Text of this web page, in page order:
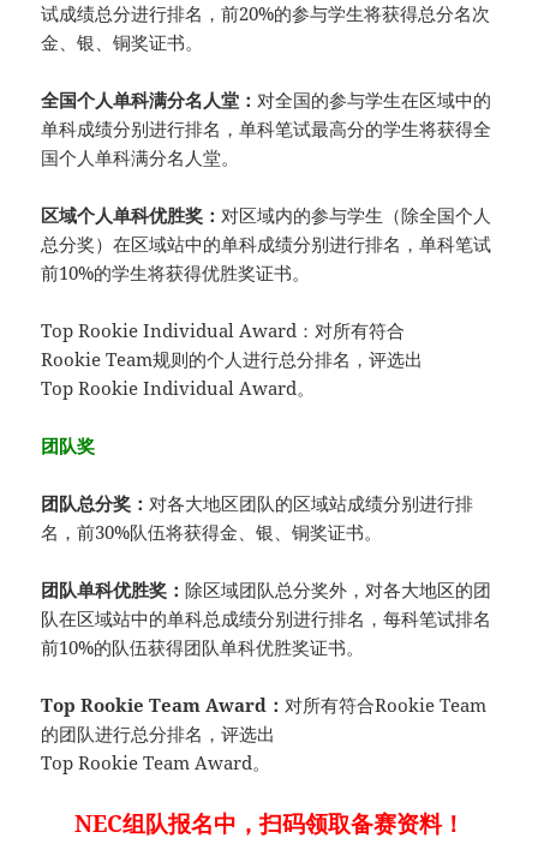
试成绩总分进行排名，前20%的参与学生将获得总分名次
金、银、铜奖证书。
全国个人单科满分名人堂：对全国的参与学生在区域中的
单科成绩分别进行排名，单科笔试最高分的学生将获得全
国个人单科满分名人堂。
区域个人单科优胜奖：对区域内的参与学生（除全国个人
总分奖）在区域站中的单科成绩分别进行排名，单科笔试
前10%的学生将获得优胜奖证书。
Top Rookie Individual Award：对所有符合
Rookie Team规则的个人进行总分排名，评选出
Top Rookie Individual Award。
团队奖
团队总分奖：对各大地区团队的区域站成绩分别进行排
名，前30%队伍将获得金、银、铜奖证书。
团队单科优胜奖：除区域团队总分奖外，对各大地区的团
队在区域站中的单科总成绩分别进行排名，每科笔试排名
前10%的队伍获得团队单科优胜奖证书。
Top Rookie Team Award：对所有符合Rookie Team
的团队进行总分排名，评选出
Top Rookie Team Award。
NEC组队报名中，扫码领取备赛资料！